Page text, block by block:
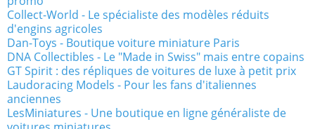
Collect-World - Le spécialiste des modèles réduits
d'engins agricoles
Dan-Toys - Boutique voiture miniature Paris
DNA Collectibles - Le "Made in Swiss" mais entre copains
GT Spirit : des répliques de voitures de luxe à petit prix
Laudoracing Models - Pour les fans d'italiennes
anciennes
LesMiniatures - Une boutique en ligne généraliste de